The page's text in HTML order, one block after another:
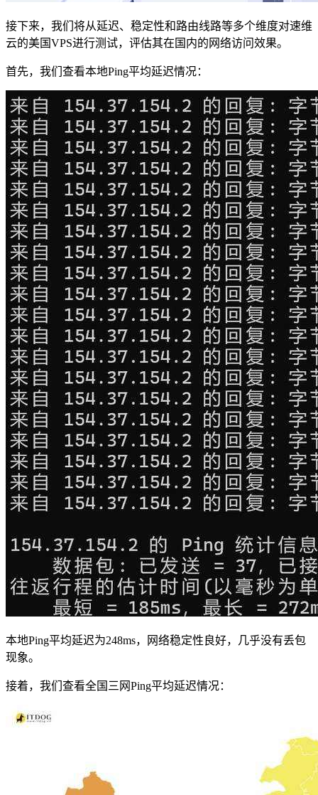
接下来，我们将从延迟、稳定性和路由线路等多个维度对速维
云的美国VPS进行测试，评估其在国内的网络访问效果。
首先，我们查看本地Ping平均延迟情况：
本地Ping平均延迟为248ms，网络稳定性良好，几乎没有丢包
现象。
接着，我们查看全国三网Ping平均延迟情况：